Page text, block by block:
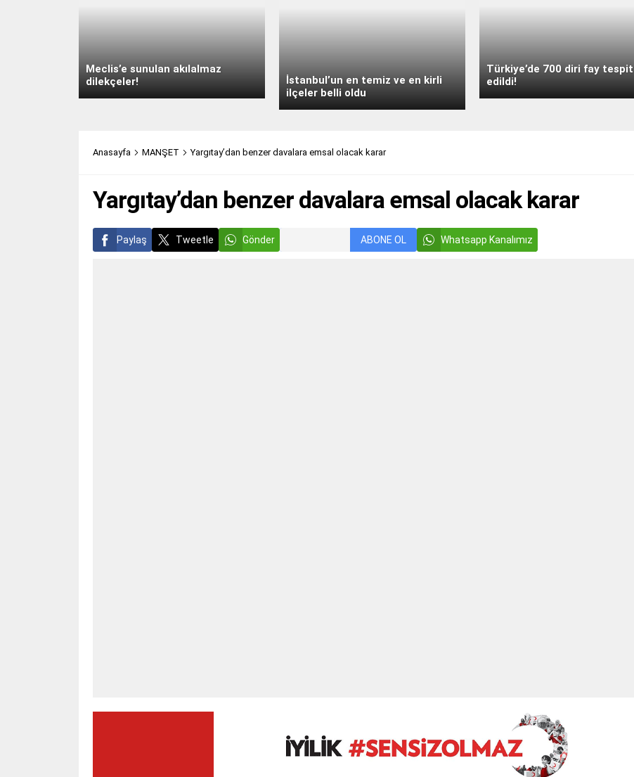
Meclis’e sunulan akılalmaz
dilekçeler!
İstanbul’un en temiz ve en kirli
ilçeler belli oldu
Türkiye’de 700 diri fay tespit
edildi!
Anasayfa MANŞET Yargıtay’dan benzer davalara emsal olacak karar
Yargıtay’dan benzer davalara emsal olacak karar
Paylaş Tweetle Gönder ABONE OL Whatsapp Kanalımız